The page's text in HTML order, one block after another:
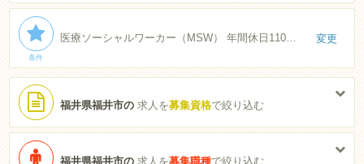
条件
医療ソーシャルワーカー（MSW） 年間休日110日以上 変更
福井県福井市の求人を募集資格で絞り込む
福井県福井市の求人を募集職種で絞り込む